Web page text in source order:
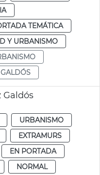
TEMÁTICA
Y URBANISMO
Galdós
URBANISMO
EXTRAMURS
EN PORTADA
NORMAL